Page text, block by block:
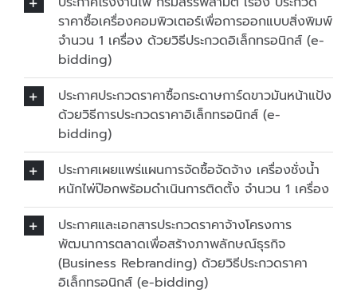
ราคาซื้อเครื่องคอมพิวเตอร์เพื่อการออกแบบสิ่งพิมพ์
จำนวน 1 เครื่อง ด้วยวิธีประกวดอิเล็กทรอนิกส์ (e-
bidding)
ประกาศประกวดราคาซื้อกระดาษการ์ดขาวมันหน้าแป้ง
ด้วยวิธีการประกวดราคาอิเล็กทรอนิกส์ (e-
bidding)
ประกาศเผยแพร่แผนการจัดซื้อจัดจ้าง เครื่องชั่งน้ำ
หนักไพ่ป๊อกพร้อมดำเนินการติดตั้ง จำนวน 1 เครื่อง
ประกาศและเอกสารประกวดราคาจ้างโครงการ
พัฒนาการตลาดเพื่อสร้างภาพลักษณ์ธุรกิจ
(Business Rebranding) ด้วยวิธีประกวดราคา
อิเล็กทรอนิกส์ (e-bidding)